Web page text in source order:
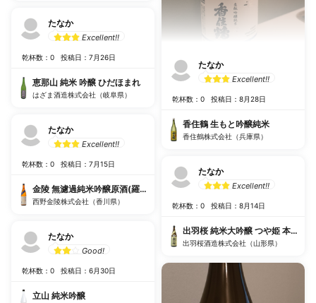
たなか
Excellent!!
乾杯数：0 投稿日：7月26日
恵那山 純米 吟醸 ひだほまれ
はざま酒造株式会社（岐阜県）
たなか
Excellent!!
乾杯数：0 投稿日：7月15日
金陵 無濾過純米吟醸原酒(羅針盤ラベル)
西野金陵株式会社（香川県）
たなか
Good!
乾杯数：0 投稿日：6月30日
立山 純米吟醸
たなか
Excellent!!
乾杯数：0 投稿日：8月28日
香住鶴 生もと吟醸純米
香住鶴株式会社（兵庫県）
たなか
Excellent!!
乾杯数：0 投稿日：8月14日
出羽桜 純米大吟醸 つや姫 本生 特
出羽桜酒造株式会社（山形県）